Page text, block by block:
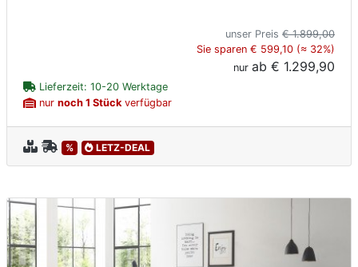
unser Preis € 1.899,00
Sie sparen € 599,10 (≈ 32%)
nur ab € 1.299,90
Lieferzeit: 10-20 Werktage
nur noch 1 Stückverfügbar
% LETZ-DEAL